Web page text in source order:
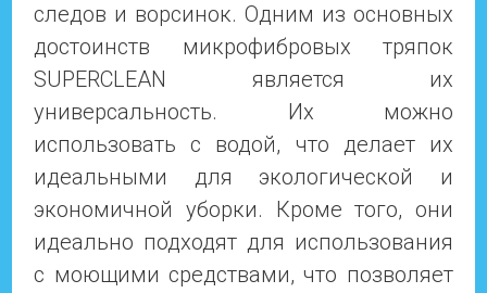
следов и ворсинок. Одним из основных
достоинств микрофибровых тряпок
SUPERCLEAN является их
универсальность. Их можно
использовать с водой, что делает их
идеальными для экологической и
экономичной уборки. Кроме того, они
идеально подходят для использования
с моющими средствами, что позволяет